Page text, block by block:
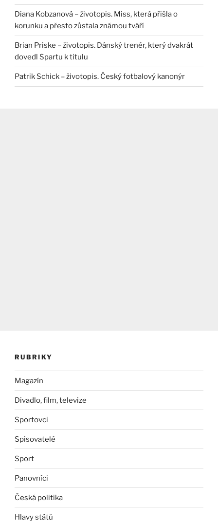
Diana Kobzanová – životopis. Miss, která přišla o
korunku a přesto zůstala známou tváří
Brian Priske – životopis. Dánský trenér, který dvakrát
dovedl Spartu k titulu
Patrik Schick – životopis. Český fotbalový kanonýr
RUBRIKY
Magazín
Divadlo, film, televize
Sportovci
Spisovatelé
Sport
Panovníci
Česká politika
Hlavy států